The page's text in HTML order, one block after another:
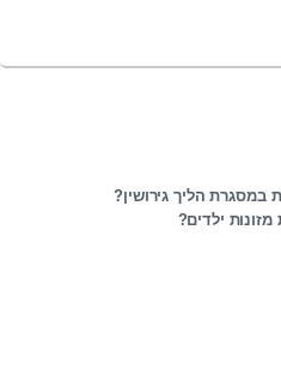
הליך גירושין?
ילדים?